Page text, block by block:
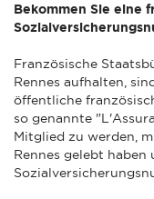
Bekommen Sie eine
Französische
Rennes aufhalten,
öffentliche
so genannte
Mitglied zu werden,
Rennes gelebt haben